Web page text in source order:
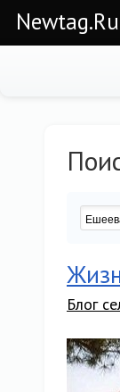
Newtag.Ru
Блог